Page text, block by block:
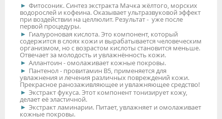
Фитосоник. Синтез экстракта Мачка жёлтого, морских
водорослей и кофеина. Оказывает ультразвуковой эффект
при воздействии на целлюлит. Результат - уже после
первой процедуры.
Гиалуроновая кислота. Это компонент, который
содержится в слоях кожи и вырабатывается человеческим
организмом, но с возрастом кислоты становится меньше.
Отвечает за молодость и увлажнённость кожи.
Аллантоин - омолаживает кожные покровы.
Пантенол - провитамин В5, применяется для
увлажнения и лечения различных повреждений кожи.
Прекрасное ранозаживляющее и увлажняющее средство!
Экстракт фукуса. Этот компонент тонизирует кожу,
делает её эластичной.
Экстракт ламинарии. Питает, увлажняет и омолаживает
кожные покровы.